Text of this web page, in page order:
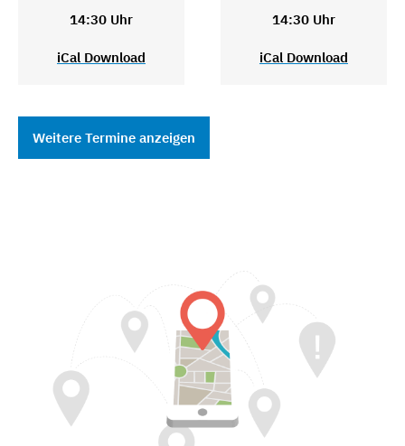
14:30 Uhr
iCal Download
14:30 Uhr
iCal Download
Weitere Termine anzeigen